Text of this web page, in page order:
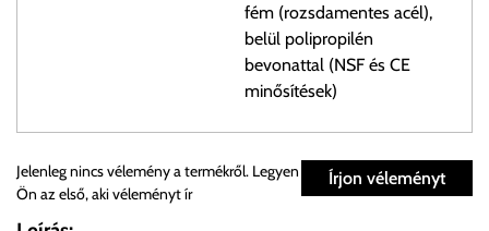
fém (rozsdamentes acél),
belül polipropilén
bevonattal (NSF és CE
minősítések)
Személyes átvétel:
Önnek lehetősége van rendelését a beérkezést követően
Írjon véleményt
Jelenleg nincs vélemény a termékről. Legyen
Ön az első, aki véleményt ír